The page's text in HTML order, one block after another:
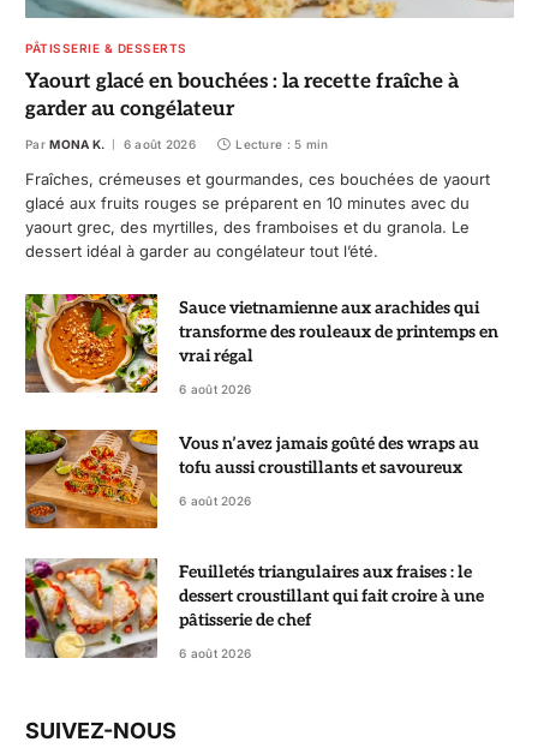
PÂTISSERIE & DESSERTS
Yaourt glacé en bouchées : la recette fraîche à
garder au congélateur
Par MONA K. 6 août 2026 Lecture : 5 min
Fraîches, crémeuses et gourmandes, ces bouchées de yaourt
glacé aux fruits rouges se préparent en 10 minutes avec du
yaourt grec, des myrtilles, des framboises et du granola. Le
dessert idéal à garder au congélateur tout l’été.
Sauce vietnamienne aux arachides qui
transforme des rouleaux de printemps en
vrai régal
6 août 2026
Vous n’avez jamais goûté des wraps au
tofu aussi croustillants et savoureux
6 août 2026
Feuilletés triangulaires aux fraises : le
dessert croustillant qui fait croire à une
pâtisserie de chef
6 août 2026
SUIVEZ-NOUS